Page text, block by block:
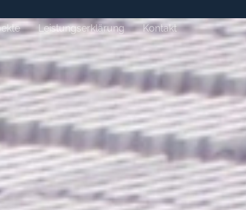
Leistungserklärung Kontakt